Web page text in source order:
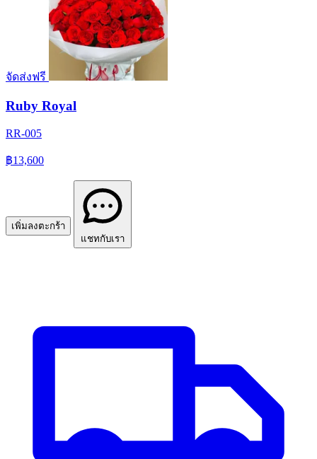
จัดส่งฟรี
Ruby Royal
RR-005
฿13,600
เพิ่มลงตะกร้า
แชทกับเรา